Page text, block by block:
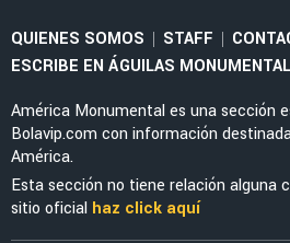
QUIENES SOMOS | STAFF |
ESCRIBE EN ÁGUILAS MONUMENTAL
América Monumental es una sección
Bolavip.com con información
América.
Esta sección no tiene relación alguna
sitio oficial haz click aquí